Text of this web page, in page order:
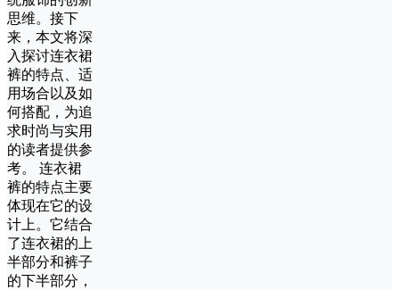
思维。接下
来，本文将深
入探讨连衣裙
裤的特点、适
用场合以及如
何搭配，为追
求时尚与实用
的读者提供参
考。 连衣裙
裤的特点主要
体现在它的设
计上。它结合
了连衣裙的上
半部分和裤子
的下半部分，